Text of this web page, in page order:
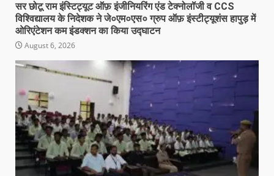
सर छोटू राम इंस्टिट्यूट ऑफ़ इंजीनियरिंग एंड टेक्नोलॉजी व CCS
विश्विद्यालय के निदेशक ने जे०एम०एस० ग्रुप ऑफ़ इंस्टीट्यूशंस हापुड़ में
ओरिएंटेशन कम इंडक्शन का किया उद्घाटन
August 6, 2026